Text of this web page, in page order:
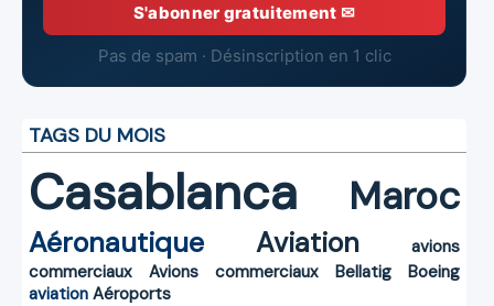
S'abonner gratuitement ✉
Pas de spam · Désinscription en 1 clic
TAGS DU MOIS
Casablanca Maroc
Aéronautique Aviation
avions
commerciaux
Avions commerciaux Bellatig
Boeing
aviation Aéroports